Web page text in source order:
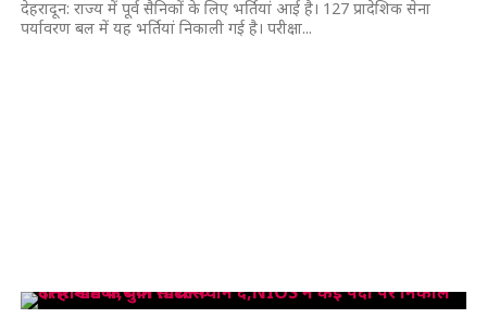
देहरादून: राज्य में पूर्व सैनिकों के लिए भर्तियां आई है। 127 प्रादेशिक सेना
पर्यावरण बल में यह भर्तियां निकाली गई है। परीक्षा...